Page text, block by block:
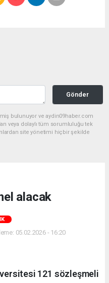
Gönder
bulunuyor ve aydin09haber.com
veya dolaylı tüm sorumluluğu tek
site yönetimi hiçbir şekilde
alacak
05.02.2026 - 16:20
121 sözleşmeli